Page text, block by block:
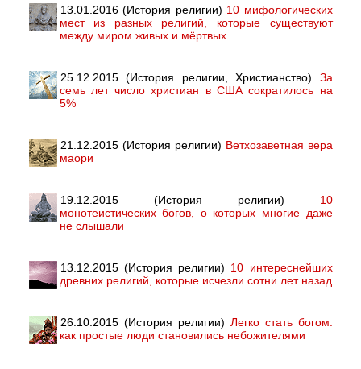
13.01.2016 (История религии) 10 мифологических
мест из разных религий, которые существуют
между миром живых и мёртвых
25.12.2015 (История религии, Христианство) За
семь лет число христиан в США сократилось на
5%
21.12.2015 (История религии) Ветхозаветная вера
маори
19.12.2015 (История религии) 10
монотеистических богов, о которых многие даже
не слышали
13.12.2015 (История религии) 10 интереснейших
древних религий, которые исчезли сотни лет назад
26.10.2015 (История религии) Легко стать богом:
как простые люди становились небожителями